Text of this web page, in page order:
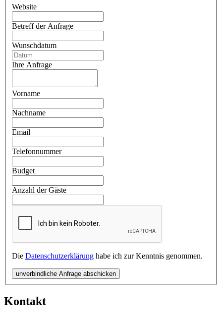
Website
Betreff der Anfrage
Wunschdatum
Ihre Anfrage
Vorname
Nachname
Email
Telefonnummer
Budget
Anzahl der Gäste
Die Datenschutzerklärung habe ich zur Kenntnis genommen.
unverbindliche Anfrage abschicken
Kontakt